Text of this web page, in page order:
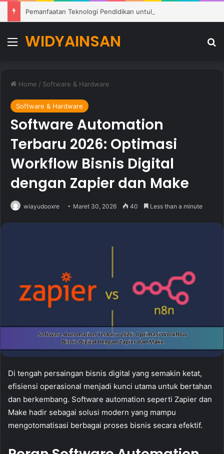
Menu
WIDYAINSAN
Home / Software & Hardware
Software & Hardware
Software Automation
Terbaru 2026: Optimasi
Workflow Bisnis Digital
dengan Zapier dan Make
wiayudooxre Maret 30, 2026 40 Less than a minute
Di tengah persaingan bisnis digital yang semakin ketat,
efisiensi operasional menjadi kunci utama untuk bertahan
dan berkembang. Software automation seperti Zapier dan
Make hadir sebagai solusi modern yang mampu
mengotomatisasi berbagai proses bisnis secara efektif.